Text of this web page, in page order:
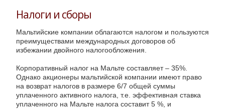
Налоги и сборы
Мальтийские компании облагаются налогом и пользуются
преимуществами международных договоров об
избежании двойного налогообложения.
Корпоративный налог на Мальте составляет – 35%.
Однако акционеры мальтийской компании имеют право
на возврат налогов в размере 6/7 общей суммы
уплаченного активного налога, т.е. эффективная ставка
уплаченного на Мальте налога составит 5 %, и